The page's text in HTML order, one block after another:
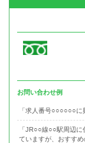
お問い合わせ例
「求人番号○○○○○○に
「JR○○線○○駅周辺
ていますが、おすすめ